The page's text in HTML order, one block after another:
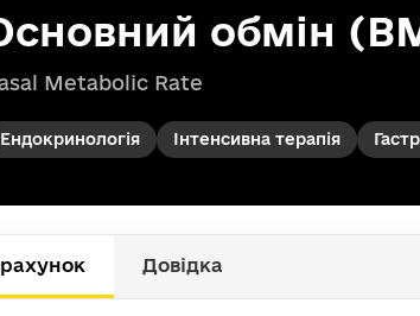
обмін
Metabolic Rate
Ендокринологія Інтенсивна терапія
Довідка